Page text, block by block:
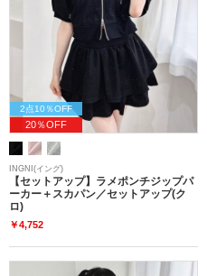
2点10％OFF
20％OFF
INGNI(イング)
【セットアップ】ラメポンチジップパ
ーカー＋スカパン／セットアップ(ク
ロ)
￥4,752